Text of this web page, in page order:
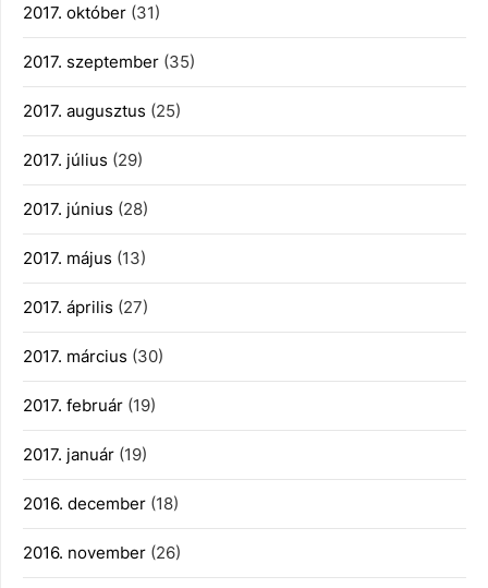
2017. október (31)
2017. szeptember (35)
2017. augusztus (25)
2017. július (29)
2017. június (28)
2017. május (13)
2017. április (27)
2017. március (30)
2017. február (19)
2017. január (19)
2016. december (18)
2016. november (26)